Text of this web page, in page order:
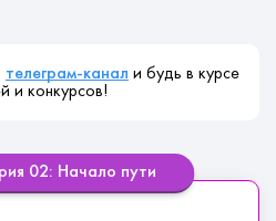
телеграм-канал и будь в курсе
и конкурсов!
02: Начало пути